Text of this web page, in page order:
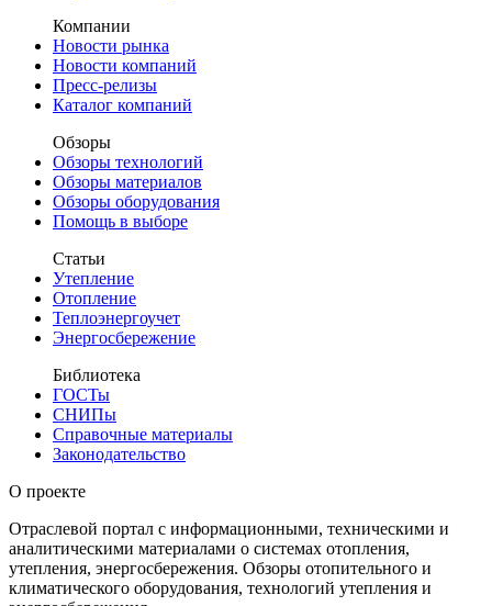
Компании
Новости рынка
Новости компаний
Пресс-релизы
Каталог компаний
Обзоры
Обзоры технологий
Обзоры материалов
Обзоры оборудования
Помощь в выборе
Статьи
Утепление
Отопление
Теплоэнергоучет
Энергосбережение
Библиотека
ГОСТы
СНИПы
Справочные материалы
Законодательство
О проекте
Отраслевой портал с информационными, техническими и
аналитическими материалами о системах отопления,
утепления, энергосбережения. Обзоры отопительного и
климатического оборудования, технологий утепления и